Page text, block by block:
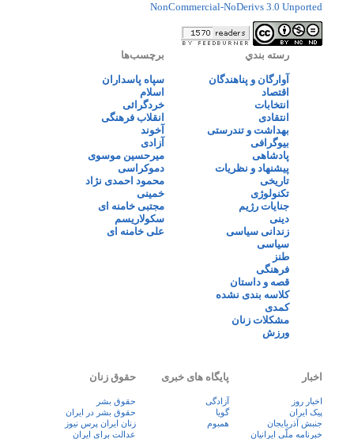
NonCommercial-NoDerivs 3.0 Unported
رسته بندي
آوارگان و پناهندگان
اقتصاد
انتخابات
انتقادی
بهداشت و تندرستی
بیوگرافی
پادشاهی
پیشنهاد و نظریات
تاریخی
تکنولوژی
جنایات رژیم
دینی
زندانی سیاسی
سیاسی
طنز
فرهنگی
قصه و داستان
کلاسه بندی نشده
کمدی
مشکلات زنان
ورزش
برچسب‌ها
سپاه پاسداران
اسلام
خردگرائی
انقلاب فرهنگی
آخوند
آزادی
میرحسین موسوی
دموکراسی
محمود احمدی نژاد
خمینی
مجتبی خامنه ای
سکولاریسم
علی خامنه ای
اخبار
اخبار روز
پيک ايران
جنبش آذربایجان
خبرنامه ملّی ایرانیان
پایگاه های خبری
آزادگی
گویا
همبوم
حقوق زنان
حقوق بشر
حقوق بشر در ایران
زنان ايران پرس نيوز
عدالت برای ایران